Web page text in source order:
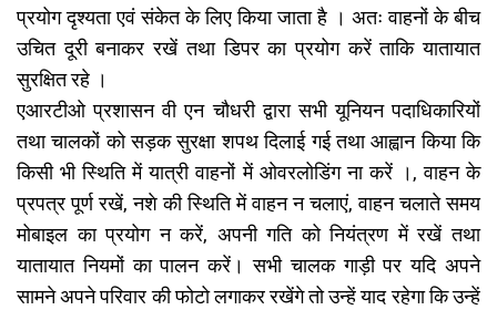
प्रयोग दृश्यता एवं संकेत के लिए किया जाता है । अतः वाहनों के बीच
उचित दूरी बनाकर रखें तथा डिपर का प्रयोग करें ताकि यातायात
सुरक्षित रहे ।
एआरटीओ प्रशासन वी एन चौधरी द्वारा सभी यूनियन पदाधिकारियों
तथा चालकों को सड़क सुरक्षा शपथ दिलाई गई तथा आह्वान किया कि
किसी भी स्थिति में यात्री वाहनों में ओवरलोडिंग ना करें ।, वाहन के
प्रपत्र पूर्ण रखें, नशे की स्थिति में वाहन न चलाएं, वाहन चलाते समय
मोबाइल का प्रयोग न करें, अपनी गति को नियंत्रण में रखें तथा
यातायात नियमों का पालन करें। सभी चालक गाड़ी पर यदि अपने
सामने अपने परिवार की फोटो लगाकर रखेंगे तो उन्हें याद रहेगा कि उन्हें